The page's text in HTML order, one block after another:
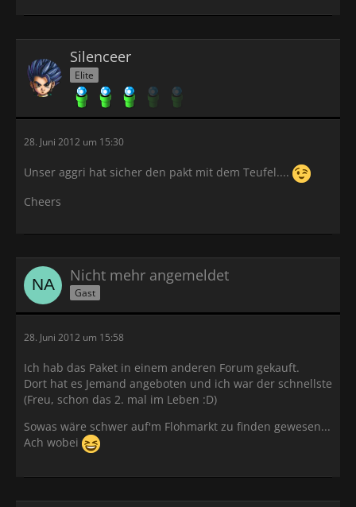
Silenceer
Elite
28. Juni 2012 um 15:30
Unser aggri hat sicher den pakt mit dem Teufel....
Cheers
Nicht mehr angemeldet
Gast
28. Juni 2012 um 15:58
Ich hab das Paket in einem anderen Forum gekauft.
Dort hat es Jemand angeboten und ich war der schnellste
(Freu, schon das 2. mal im Leben :D)
Sowas wäre schwer auf'm Flohmarkt zu finden gewesen...
Ach wobei